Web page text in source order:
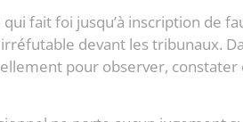
fait foi jusqu’à inscription de
devant les tribunaux.
pour observer,